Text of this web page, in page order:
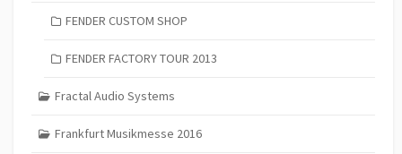
FENDER CUSTOM SHOP
FENDER FACTORY TOUR 2013
Fractal Audio Systems
Frankfurt Musikmesse 2016